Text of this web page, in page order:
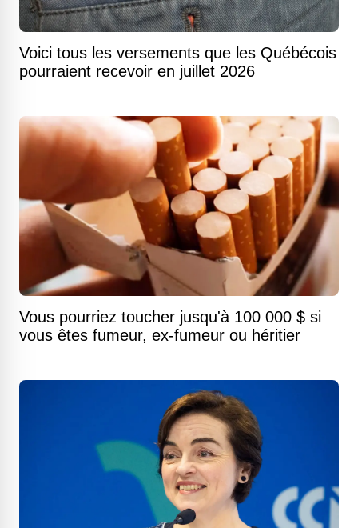
Voici tous les versements que les Québécois
pourraient recevoir en juillet 2026
Vous pourriez toucher jusqu'à 100 000 $ si
vous êtes fumeur, ex-fumeur ou héritier